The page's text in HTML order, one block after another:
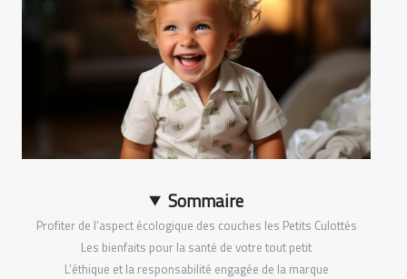
Sommaire
Profiter de l’aspect écologique des couches les Petits Culottés
Les bienfaits pour la santé de votre tout petit
L’éthique et la responsabilité engagée de la marque